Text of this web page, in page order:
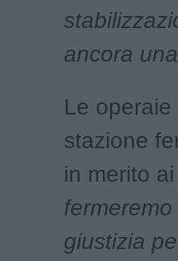
ancora
Le
stazione
in merito
giustizia